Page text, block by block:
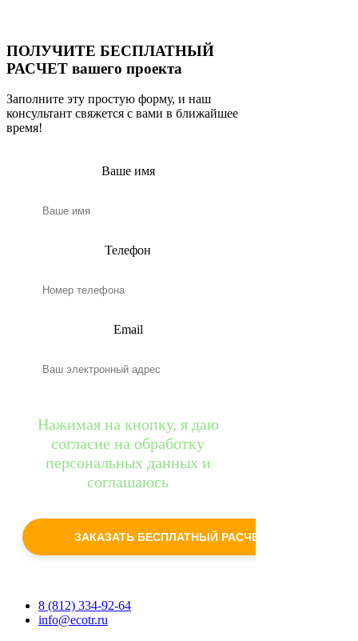
ПОЛУЧИТЕ БЕСПЛАТНЫЙ
РАСЧЕТ вашего проекта
Заполните эту простую форму, и наш
консультант свяжется с вами в ближайшее
время!
Ваше имя
Телефон
Email
Нажимая на кнопку, я даю
согласие на обработку
персональных данных и
соглашаюсь
ЗАКАЗАТЬ БЕСПЛАТНЫЙ РАСЧЕТ
8 (812) 334-92-64
info@ecotr.ru